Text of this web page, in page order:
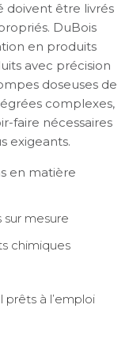
doivent être livrés
DuBois
en produits
avec précision
doseuses de
complexes,
faire nécessaires
exigeants.
en matière
mesure
chimiques
à l’emploi